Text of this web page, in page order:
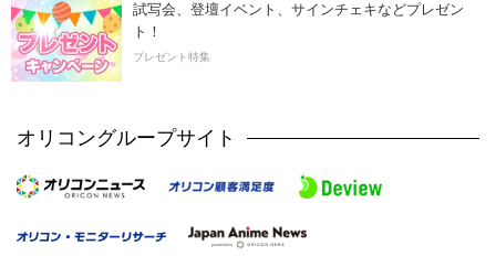
試写会、登壇イベント、サインチェキなどプレゼン
ト！
プレゼント特集
オリコングループサイト